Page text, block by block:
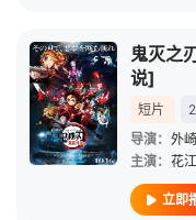
鬼灭之
说]
短片
导演： 外
主演： 花
立即